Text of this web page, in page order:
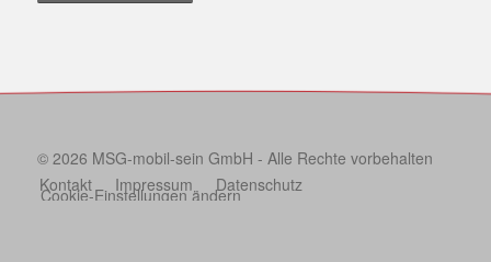
© 2026 MSG-mobil-sein GmbH - Alle Rechte vorbehalten
Kontakt
Impressum Datenschutz
Cookie-Einstellungen ändern